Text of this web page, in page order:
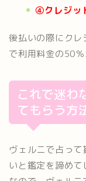
④クレジッ
後払いの際にク
で利用料金の50％
これで迷わ
てもらう方
ヴェルニで占っ
いと鑑定を諦めて